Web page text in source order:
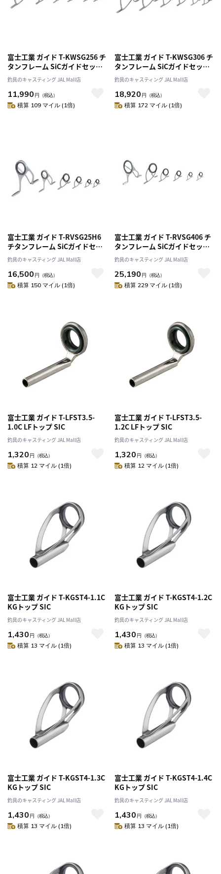
富士工業 ガイド T-KWSG256 チ
タンフレーム SiCガイドセット
投げセット
釣具のキャスティング JAL Mall店
11,990 円 （税込）
積算 109 マイル (1倍)
富士工業 ガイド T-KWSG306 チ
タンフレーム SiCガイドセット
投げセット
釣具のキャスティング JAL Mall店
18,920 円 （税込）
積算 172 マイル (1倍)
富士工業 ガイド T-RVSG25H6
チタンフレーム SiCガイドセッ
ト トーナメント25セット
釣具のキャスティング JAL Mall店
16,500 円 （税込）
積算 150 マイル (1倍)
富士工業 ガイド T-RVSG406 チ
タンフレーム SiCガイドセット
オフショアキャスティングセッ
ト(マグロ･GT･ヒラマサ)
釣具のキャスティング JAL Mall店
25,190 円 （税込）
積算 229 マイル (1倍)
富士工業 ガイド T-LFST3.5-
1.0C LFトップ SIC
釣具のキャスティング JAL Mall店
1,320 円 （税込）
積算 12 マイル (1倍)
富士工業 ガイド T-LFST3.5-
1.2C LFトップ SIC
釣具のキャスティング JAL Mall店
1,320 円 （税込）
積算 12 マイル (1倍)
富士工業 ガイド T-KGST4-1.1C
KGトップ SIC
釣具のキャスティング JAL Mall店
1,430 円 （税込）
積算 13 マイル (1倍)
富士工業 ガイド T-KGST4-1.2C
KGトップ SIC
釣具のキャスティング JAL Mall店
1,430 円 （税込）
積算 13 マイル (1倍)
富士工業 ガイド T-KGST4-1.3C
KGトップ SIC
釣具のキャスティング JAL Mall店
1,430 円 （税込）
積算 13 マイル (1倍)
富士工業 ガイド T-KGST4-1.4C
KGトップ SIC
釣具のキャスティング JAL Mall店
1,430 円 （税込）
積算 13 マイル (1倍)